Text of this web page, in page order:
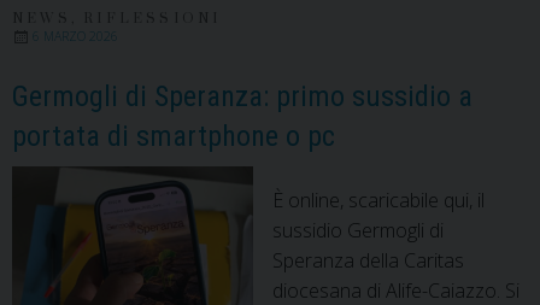
6 MARZO 2026
Germogli di Speranza: primo sussidio a
portata di smartphone o pc
È online, scaricabile qui, il
sussidio Germogli di
Speranza della Caritas
diocesana di Alife-Caiazzo. Si